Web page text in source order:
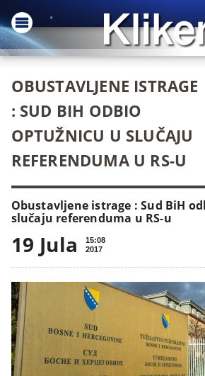
OBUSTAVLJENE ISTRAGE
: SUD BIH ODBIO
OPTUŽNICU U SLUČAJU
REFERENDUMA U RS-U
Obustavljene istrage : Sud BiH
slučaju referenduma u RS-u
19 Jula
15:08
2017